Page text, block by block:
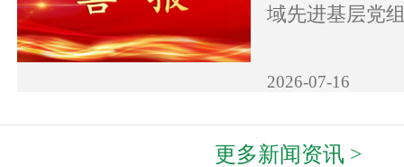
域先进基层党
2026-07-16
更多新闻资讯 >